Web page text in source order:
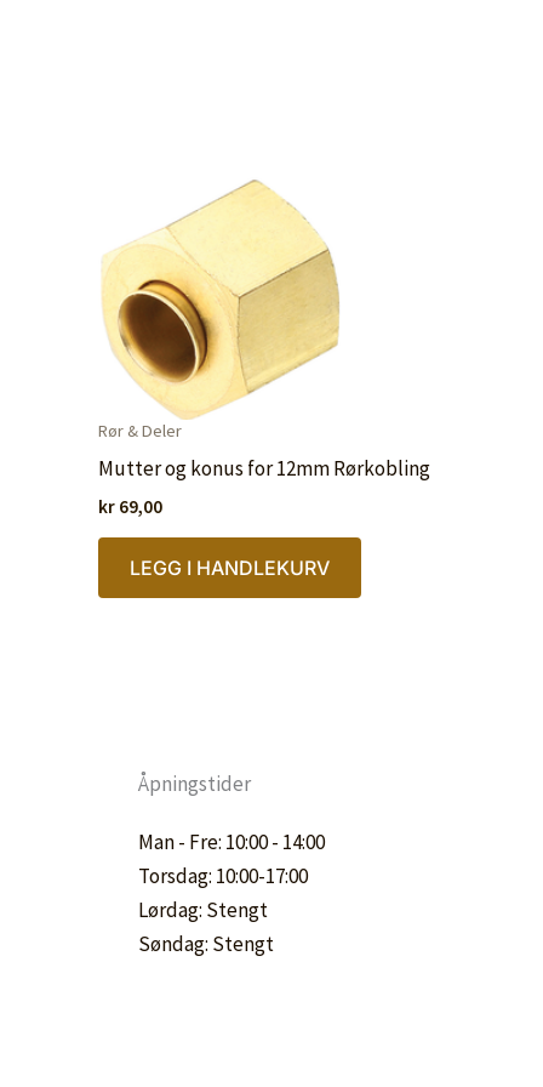
Rør & Deler
Mutter og konus for 12mm Rørkobling
kr 69,00
LEGG I HANDLEKURV
Åpningstider
Man - Fre: 10:00 - 14:00
Torsdag: 10:00-17:00
Lørdag: Stengt
Søndag: Stengt